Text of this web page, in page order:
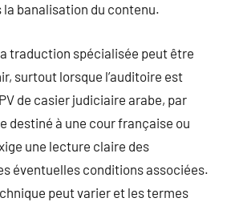
la banalisation du contenu.
traduction spécialisée peut être
surtout lorsque l’auditoire est
de casier judiciaire arabe, par
destiné à une cour française ou
une lecture claire des
éventuelles conditions associées.
peut varier et les termes